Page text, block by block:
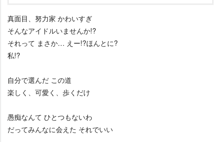
真面目、努力家 かわいすぎ
そんなアイドルいませんか!?
それって まさか… えー!?ほんとに?
私!?
自分で選んだ この道
楽しく、可愛く、歩くだけ
愚痴なんて ひとつもないわ
だってみんなに会えた それでいい